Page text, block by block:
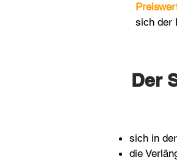
sich der
Der
sich in
die